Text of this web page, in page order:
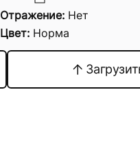
Отражение: Нет
Цвет: Норма